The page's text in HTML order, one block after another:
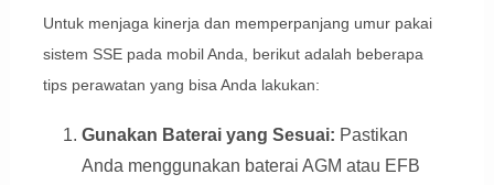
Untuk menjaga kinerja dan memperpanjang umur pakai
sistem SSE pada mobil Anda, berikut adalah beberapa
tips perawatan yang bisa Anda lakukan:
Gunakan Baterai yang Sesuai: Pastikan
Anda menggunakan baterai AGM atau EFB